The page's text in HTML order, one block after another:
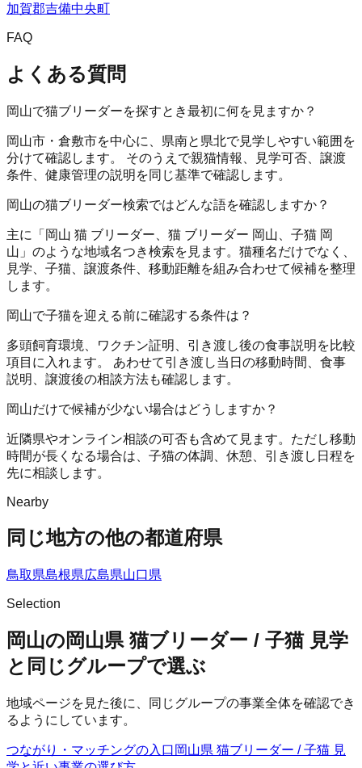
加賀郡吉備中央町
FAQ
よくある質問
岡山で猫ブリーダーを探すとき最初に何を見ますか？
岡山市・倉敷市を中心に、県南と県北で見学しやすい範囲を
分けて確認します。 そのうえで親猫情報、見学可否、譲渡
条件、健康管理の説明を同じ基準で確認します。
岡山の猫ブリーダー検索ではどんな語を確認しますか？
主に「岡山 猫 ブリーダー、猫 ブリーダー 岡山、子猫 岡
山」のような地域名つき検索を見ます。猫種名だけでなく、
見学、子猫、譲渡条件、移動距離を組み合わせて候補を整理
します。
岡山で子猫を迎える前に確認する条件は？
多頭飼育環境、ワクチン証明、引き渡し後の食事説明を比較
項目に入れます。 あわせて引き渡し当日の移動時間、食事
説明、譲渡後の相談方法も確認します。
岡山だけで候補が少ない場合はどうしますか？
近隣県やオンライン相談の可否も含めて見ます。ただし移動
時間が長くなる場合は、子猫の体調、休憩、引き渡し日程を
先に相談します。
Nearby
同じ地方の他の都道府県
鳥取県島根県広島県山口県
Selection
岡山の岡山県 猫ブリーダー / 子猫 見学
と同じグループで選ぶ
地域ページを見た後に、同じグループの事業全体を確認でき
るようにしています。
つながり・マッチングの入口 岡山県 猫ブリーダー / 子猫 見